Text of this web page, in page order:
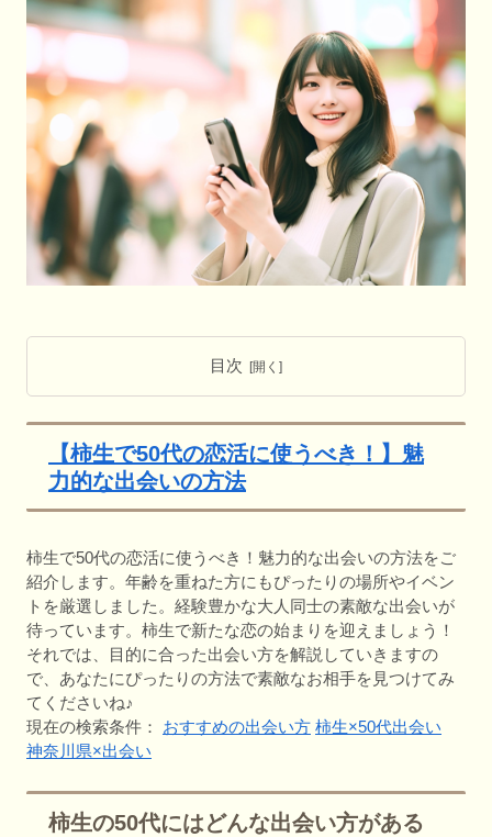
目次
【柿生で50代の恋活に使うべき！】魅
力的な出会いの方法
柿生で50代の恋活に使うべき！魅力的な出会いの方法をご
紹介します。年齢を重ねた方にもぴったりの場所やイベン
トを厳選しました。経験豊かな大人同士の素敵な出会いが
待っています。柿生で新たな恋の始まりを迎えましょう！
それでは、目的に合った出会い方を解説していきますの
で、あなたにぴったりの方法で素敵なお相手を見つけてみ
てくださいね♪
現在の検索条件： おすすめの出会い方 柿生×50代出会い
神奈川県×出会い
柿生の50代にはどんな出会い方がある